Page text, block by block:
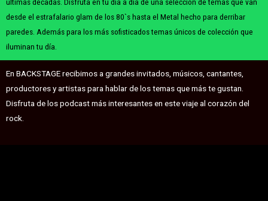
desde el estrafalario glam de los 80`s hasta el Metal hecho para derribar
paredes. Además para los más sofisticados temas únicos de colección que
iluminan tu día.
En BACKSTAGErecibimos a grandes invitados, músicos, cantantes,
productores y artistas para hablar de los temas que más te gustan.
Disfruta de los podcast más interesantes en este viaje al corazón del
rock.